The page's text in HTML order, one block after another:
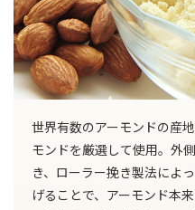
世界有数のアーモンドの産
モンドを厳選して使用。外
き、ローラー挽き製法によ
げることで、アーモンド本